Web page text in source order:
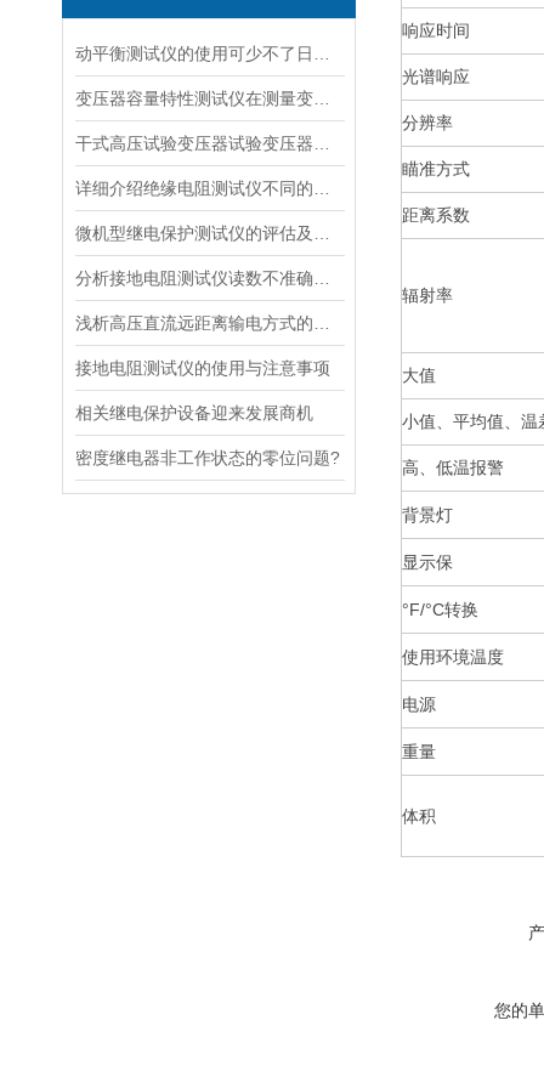
接地电阻测试仪的使用与注意事项
相关继电保护设备迎来发展商机
密度继电器非工作状态的零位问题?
响应时间
光谱响应
分辨率
瞄准方式
距离系数
辐射率
大值
小值、平均值、温
高、低温报警
背景灯
显示保
°F/°C转换
使用环境温度
电源
重量
体积
您的